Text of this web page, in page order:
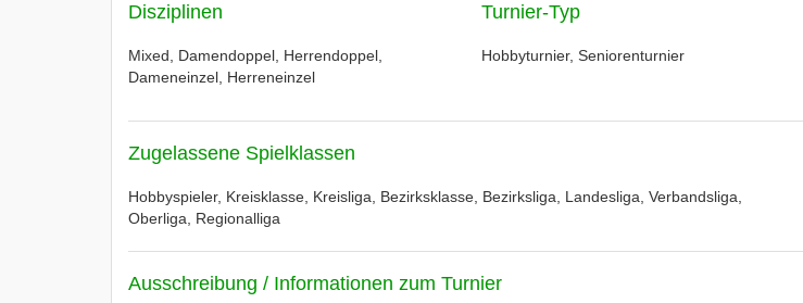
Disziplinen
Mixed, Damendoppel, Herrendoppel,
Dameneinzel, Herreneinzel
Turnier-Typ
Hobbyturnier, Seniorenturnier
Zugelassene Spielklassen
Hobbyspieler, Kreisklasse, Kreisliga, Bezirksklasse, Bezirksliga, Landesliga, Verbandsliga,
Oberliga, Regionalliga
Ausschreibung / Informationen zum Turnier